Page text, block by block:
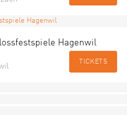
Hagenwil
TICKETS